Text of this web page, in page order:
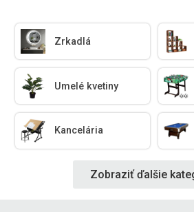
Zrkadlá
Umelé kvetiny
Kancelária
Zobraziť ďalšie